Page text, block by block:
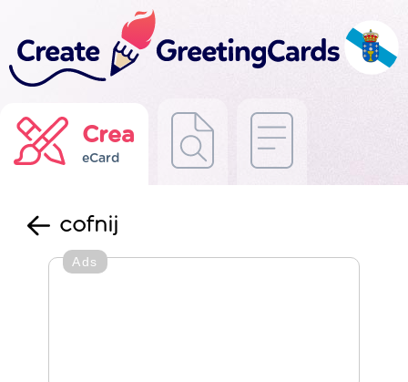
Crea
eCard
cofnij
Ads